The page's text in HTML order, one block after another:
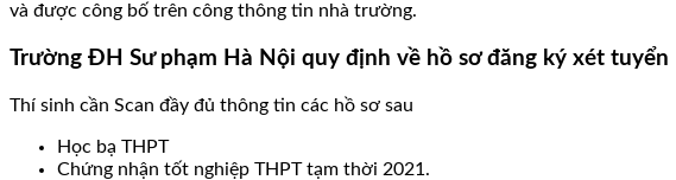
và được công bố trên công thông tin nhà trường.
Trường ĐH Sư phạm Hà Nội quy định về hồ sơ đăng ký xét tuyển
Thí sinh cần Scan đầy đủ thông tin các hồ sơ sau
Học bạ THPT
Chứng nhận tốt nghiệp THPT tạm thời 2021.